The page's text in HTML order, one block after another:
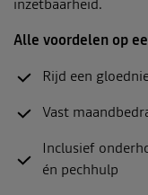
inzetbaarheid.
Alle voordelen op
Rijd een
Vast
Inclusief
én pechhulp